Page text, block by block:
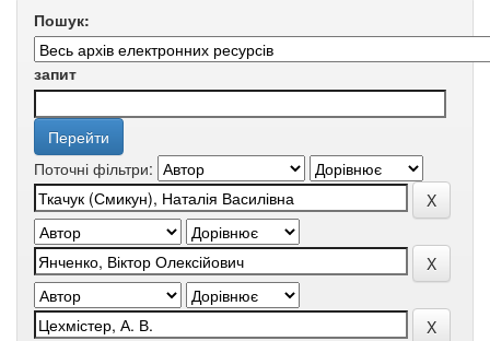
Пошук:
запит
Поточні фільтри: